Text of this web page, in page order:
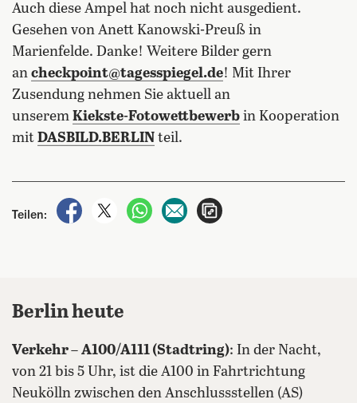
Auch diese Ampel hat noch nicht ausgedient.
Gesehen von Anett Kanowski-Preuß in
Marienfelde. Danke! Weitere Bilder gern
an checkpoint@tagesspiegel.de! Mit Ihrer
Zusendung nehmen Sie aktuell an
unserem Kiekste-Fotowettbewerb in Kooperation
mit DASBILD.BERLIN teil.
Teilen:
auf Facebook teilen
auf X teilenper WhatsApp teilen
per E-Mail teilen
Berlin heute
Verkehr– A100/A111 (Stadtring): In der Nacht,
von 21 bis 5 Uhr, ist die A100 in Fahrtrichtung
Neukölln zwischen den Anschlussstellen (AS)